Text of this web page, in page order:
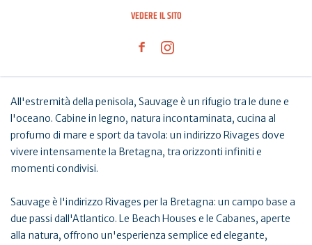
VEDERE IL SITO
All'estremità della penisola, Sauvage è un rifugio tra le dune e
l'oceano. Cabine in legno, natura incontaminata, cucina al
profumo di mare e sport da tavola: un indirizzo Rivages dove
vivere intensamente la Bretagna, tra orizzonti infiniti e
momenti condivisi.
Sauvage è l'indirizzo Rivages per la Bretagna: un campo base a
due passi dall'Atlantico. Le Beach Houses e le Cabanes, aperte
alla natura, offrono un'esperienza semplice ed elegante,